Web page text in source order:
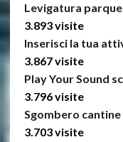
Levigatura
3.893 visite
Inserisci la tua
3.867 visite
Play Your Sound
3.796 visite
Sgombero
3.703 visite